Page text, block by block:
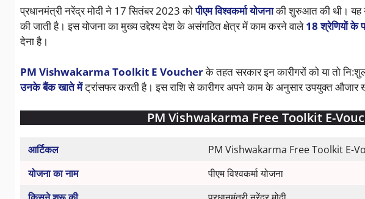
प्रधानमंत्री नरेंद्र मोदी ने 17 सितंबर 2023 कोपीएम विश्वकर्मा योजनाकी शुरुआत की थी। यह
की जाती है। इस योजना का मुख्य उद्देश्य देश के असंगठित क्षेत्र में काम करने वाले18 श्रेणियों के
देना है।
PM Vishwakarma Toolkit E Voucherके तहत सरकार इन कारीगरों को या तो
उनके बैंक खाते मेंट्रांसफर करती है। इस राशि से कारीगर अपने काम के अनुसार उपयुक्त औजार
PM Vishwakarma Free Toolkit E-
आर्टिकल
PM Vishwakarma Free Toolkit E-
योजना का नाम
पीएम विश्वकर्मा योजना